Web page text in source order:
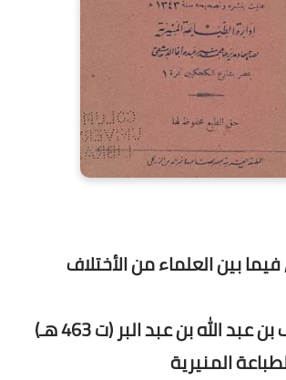
بين العلماء من الأختلاف
الله بن عبد البر (ت 463 هـ)
المنيرية